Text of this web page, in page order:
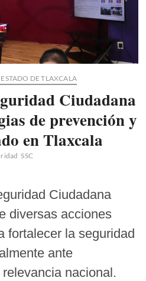
DE TLAXCALA
Ciudadana
de prevención y
en Tlaxcala
SSC
Ciudadana
diversas acciones
fortalecer la seguridad
ante
nacional.